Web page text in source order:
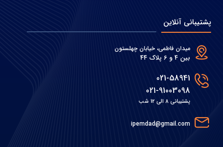
پشتیبانی آنلاین
میدان فاطمی، خیابان چهلستون
بین 4 و 6 پلاک 44
021-58941
021-91003098
پشتیبانی 8 الی 12 شب
ipemdad@gmail.com